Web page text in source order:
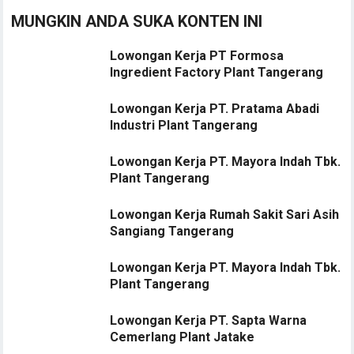
MUNGKIN ANDA SUKA KONTEN INI
Lowongan Kerja PT Formosa
Ingredient Factory Plant Tangerang
Lowongan Kerja PT. Pratama Abadi
Industri Plant Tangerang
Lowongan Kerja PT. Mayora Indah Tbk.
Plant Tangerang
Lowongan Kerja Rumah Sakit Sari Asih
Sangiang Tangerang
Lowongan Kerja PT. Mayora Indah Tbk.
Plant Tangerang
Lowongan Kerja PT. Sapta Warna
Cemerlang Plant Jatake